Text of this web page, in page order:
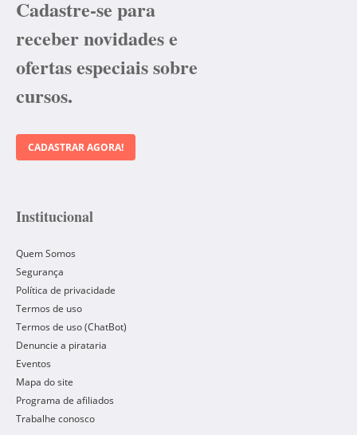
Cadastre-se para
receber novidades e
ofertas especiais sobre
cursos.
CADASTRAR AGORA!
Institucional
Quem Somos
Segurança
Política de privacidade
Termos de uso
Termos de uso (ChatBot)
Denuncie a pirataria
Eventos
Mapa do site
Programa de afiliados
Trabalhe conosco